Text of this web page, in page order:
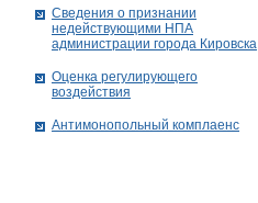
Сведения о признании
недействующими НПА
администрации города Кировскa
Оценка регулирующего
воздействия
Антимонопольный комплаенс